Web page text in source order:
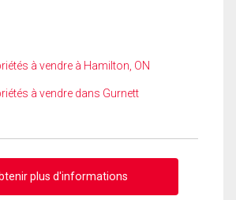
à vendre à Hamilton, ON
à vendre dans Gurnett
plus d'informations